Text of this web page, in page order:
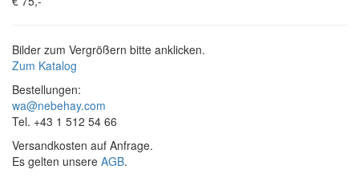
Bilder zum Vergrößern bitte anklicken.
Zum Katalog
Bestellungen:
wa@nebehay.com
Tel. +43 1 512 54 66
Versandkosten auf Anfrage.
Es gelten unsere AGB.